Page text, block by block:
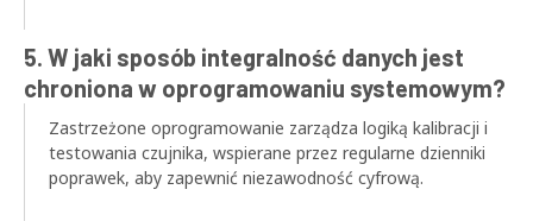
5. W jaki sposób integralność danych jest
chroniona w oprogramowaniu systemowym?
Zastrzeżone oprogramowanie zarządza logiką kalibracji i
testowania czujnika, wspierane przez regularne dzienniki
poprawek, aby zapewnić niezawodność cyfrową.